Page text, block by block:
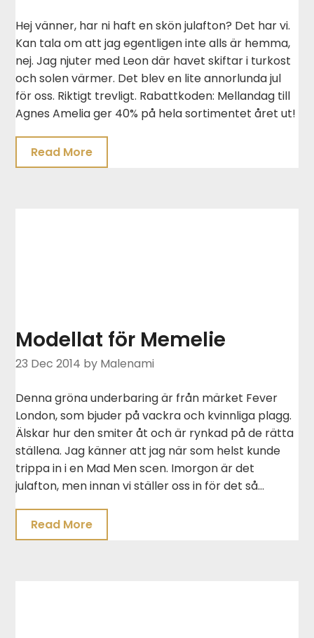
Hej vänner, har ni haft en skön julafton? Det har vi.
Kan tala om att jag egentligen inte alls är hemma,
nej. Jag njuter med Leon där havet skiftar i turkost
och solen värmer. Det blev en lite annorlunda jul
för oss. Riktigt trevligt. Rabattkoden: Mellandag till
Agnes Amelia ger 40% på hela sortimentet året ut!
Read More
Modellat för Memelie
23 Dec 2014 by Malenami
Denna gröna underbaring är från märket Fever
London, som bjuder på vackra och kvinnliga plagg.
Älskar hur den smiter åt och är rynkad på de rätta
ställena. Jag känner att jag när som helst kunde
trippa in i en Mad Men scen. Imorgon är det
julafton, men innan vi ställer oss in för det så…
Read More